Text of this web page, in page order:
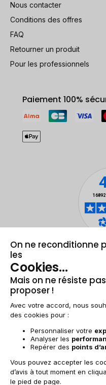
Nous contacter
Conditions des offres
FAQ
Retourner un produit
Pour les professionnels
Paiement 100%
Mentions légales et
Conditions générales de
© 2009-2025